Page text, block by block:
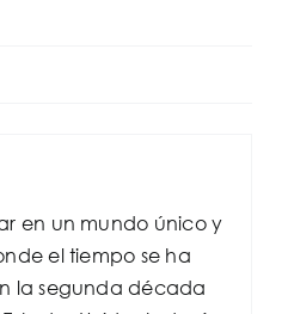
en un mundo único y
el tiempo se ha
la segunda década